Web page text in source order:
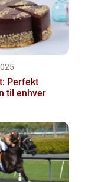
Perfekt
til enhver